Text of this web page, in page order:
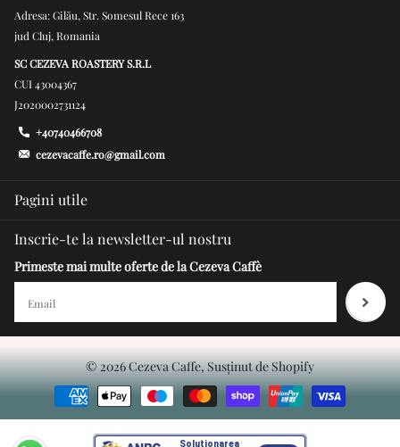
Adresa: Gilău, Str. Somesul Rece 163
jud Cluj, Romania
SC CEZEVA ROASTERY S.R.L
CUI 43004367
J2020002731124
+40740466708
cezevacaffe.ro@gmail.com
Pagini utile
Inscrie-te la newsletter-ul nostru
Primeste mai multe oferte de la Cezeva Caffè
©2026Cezeva Caffe, Susținut de Shopify
Soluționarea